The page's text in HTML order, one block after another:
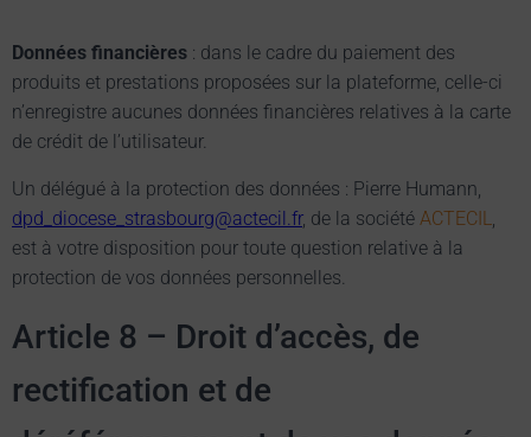
Données financières : dans le cadre du paiement des
produits et prestations proposées sur la plateforme, celle-ci
n’enregistre aucunes données financières relatives à la carte
de crédit de l’utilisateur.
Un délégué à la protection des données : Pierre Humann,
dpd_diocese_strasbourg@actecil.fr, de la société ACTECIL,
est à votre disposition pour toute question relative à la
protection de vos données personnelles.
Article 8 – Droit d’accès, de
rectification et de